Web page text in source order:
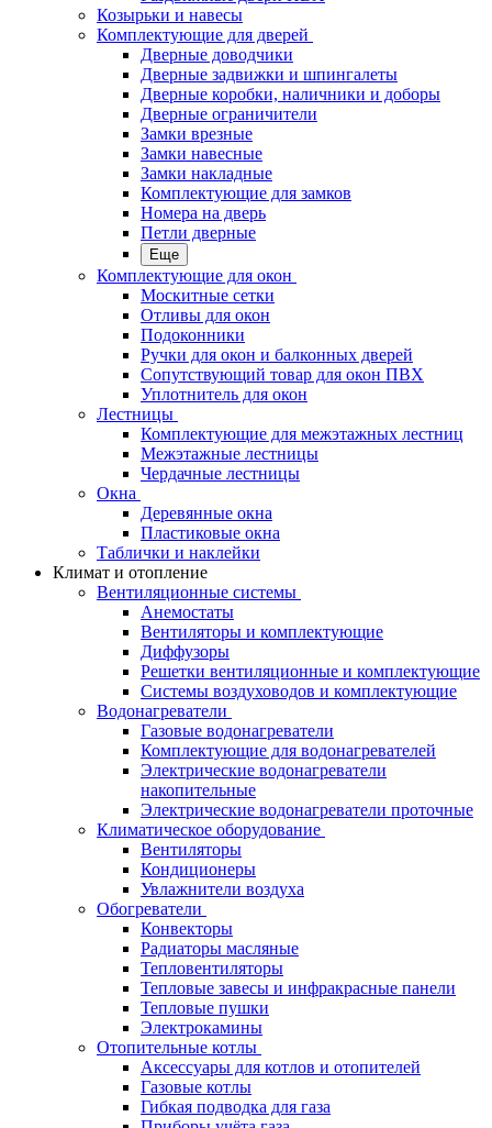
Козырьки и навесы
Комплектующие для дверей
Дверные доводчики
Дверные задвижки и шпингалеты
Дверные коробки, наличники и доборы
Дверные ограничители
Замки врезные
Замки навесные
Замки накладные
Комплектующие для замков
Номера на дверь
Петли дверные
Еще
Комплектующие для окон
Москитные сетки
Отливы для окон
Подоконники
Ручки для окон и балконных дверей
Сопутствующий товар для окон ПВХ
Уплотнитель для окон
Лестницы
Комплектующие для межэтажных лестниц
Межэтажные лестницы
Чердачные лестницы
Окна
Деревянные окна
Пластиковые окна
Таблички и наклейки
Климат и отопление
Вентиляционные системы
Анемостаты
Вентиляторы и комплектующие
Диффузоры
Решетки вентиляционные и комплектующие
Системы воздуховодов и комплектующие
Водонагреватели
Газовые водонагреватели
Комплектующие для водонагревателей
Электрические водонагреватели
накопительные
Электрические водонагреватели проточные
Климатическое оборудование
Вентиляторы
Кондиционеры
Увлажнители воздуха
Обогреватели
Конвекторы
Радиаторы масляные
Тепловентиляторы
Тепловые завесы и инфракрасные панели
Тепловые пушки
Электрокамины
Отопительные котлы
Аксессуары для котлов и отопителей
Газовые котлы
Гибкая подводка для газа